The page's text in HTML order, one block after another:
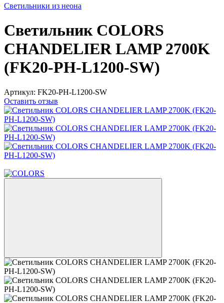
Светильники из неона
Светильник COLORS
CHANDELIER LAMP 2700K
(FK20-PH-L1200-SW)
Артикул: FK20-PH-L1200-SW
Оставить отзыв